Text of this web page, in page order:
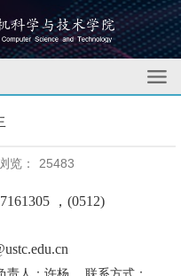
览： 25483
，(0512)